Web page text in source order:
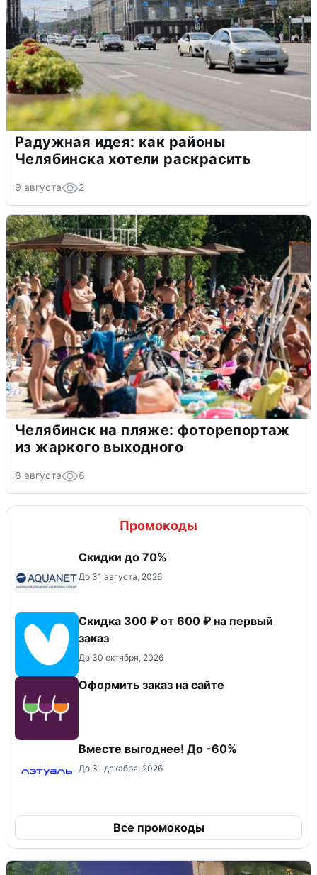
Радужная идея: как районы
Челябинска хотели раскрасить
9 августа 2
Челябинск на пляже: фоторепортаж
из жаркого выходного
8 августа 8
Промокоды
Скидки до 70%
До 31 августа, 2026
Скидка 300 ₽ от 600 ₽ на первый
заказ
До 30 октября, 2026
Оформить заказ на сайте
Вместе выгоднее! До -60%
До 31 декабря, 2026
Все промокоды